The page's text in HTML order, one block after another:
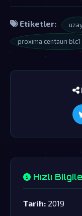
Etiketler:
proxima centauri
Hızlı
Tarih: 2019